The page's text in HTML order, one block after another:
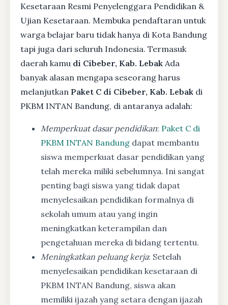
Kesetaraan Resmi Penyelenggara Pendidikan &
Ujian Kesetaraan. Membuka pendaftaran untuk
warga belajar baru tidak hanya di Kota Bandung
tapi juga dari seluruh Indonesia. Termasuk
daerah kamu di Cibeber, Kab. Lebak Ada
banyak alasan mengapa seseorang harus
melanjutkan Paket C di Cibeber, Kab. Lebak di
PKBM INTAN Bandung, di antaranya adalah:
Memperkuat dasar pendidikan: Paket C di
PKBM INTAN Bandung dapat membantu
siswa memperkuat dasar pendidikan yang
telah mereka miliki sebelumnya. Ini sangat
penting bagi siswa yang tidak dapat
menyelesaikan pendidikan formalnya di
sekolah umum atau yang ingin
meningkatkan keterampilan dan
pengetahuan mereka di bidang tertentu.
Meningkatkan peluang kerja: Setelah
menyelesaikan pendidikan kesetaraan di
PKBM INTAN Bandung, siswa akan
memiliki ijazah yang setara dengan ijazah